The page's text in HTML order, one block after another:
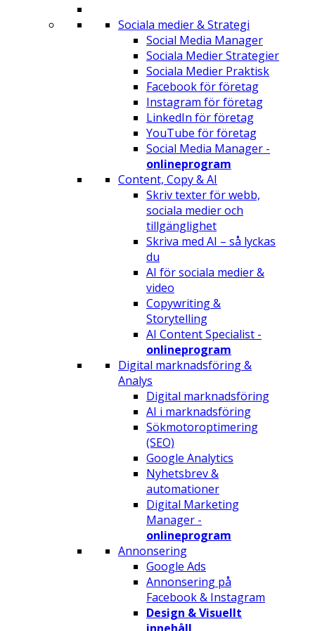
Sociala medier & Strategi
Social Media Manager
Sociala Medier Strategier
Sociala Medier Praktisk
Facebook för företag
Instagram för företag
LinkedIn för företag
YouTube för företag
Social Media Manager -
onlineprogram
Content, Copy & AI
Skriv texter för webb,
sociala medier och
tillgänglighet
Skriva med AI – så lyckas
du
AI för sociala medier &
video
Copywriting &
Storytelling
AI Content Specialist -
onlineprogram
Digital marknadsföring &
Analys
Digital marknadsföring
AI i marknadsföring
Sökmotoroptimering
(SEO)
Google Analytics
Nyhetsbrev &
automationer
Digital Marketing
Manager -
onlineprogram
Annonsering
Google Ads
Annonsering på
Facebook & Instagram
Design & Visuellt